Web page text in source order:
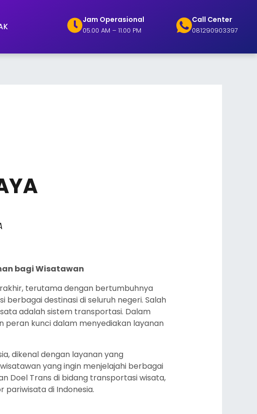
Jam Operasional
05.00 AM – 11.00 PM
Call Center
081290903397
bagi Wisatawan
terutama dengan bertumbuhnya
destinasi di seluruh negeri. Salah
adalah sistem transportasi. Dalam
peran kunci dalam menyediakan layanan
dikenal dengan layanan yang
yang ingin menjelajahi berbagai
Doel Trans di bidang transportasi wisata,
di Indonesia.